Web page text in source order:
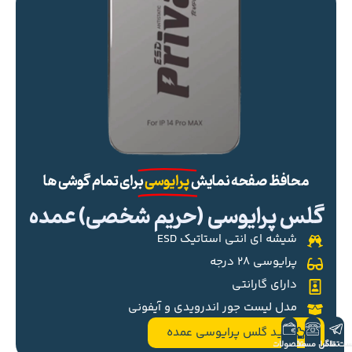
محافظ صفحه نمایشپرایوسیبرای تمام گوشی ها
گلس پرایوسی (حریم شخصی) عمده
شیشه ای انتی استاتیک ESD
پرایوسی ۲۸ درجه
دارای گارانتی
مدل لیست جور اندرویدی و آیفونی
خرید گلس پرایوسی عمده
تلگرام
تماس مستقیم
محصولات